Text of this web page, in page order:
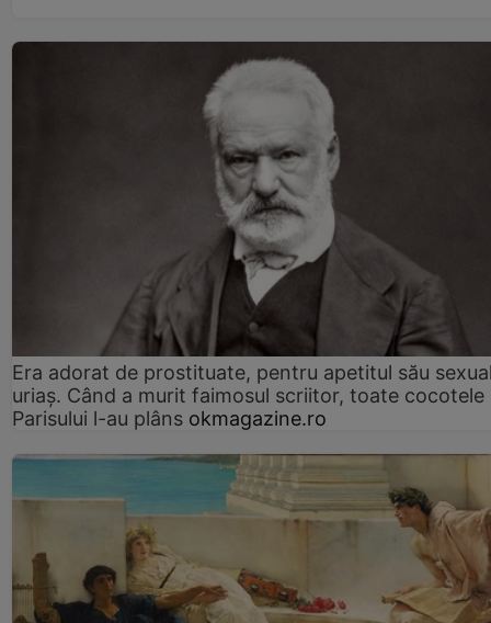
Era adorat de prostituate, pentru apetitul său
uriaș. Când a murit faimosul scriitor, toate cocotele
Parisului l-au plâns okmagazine.ro